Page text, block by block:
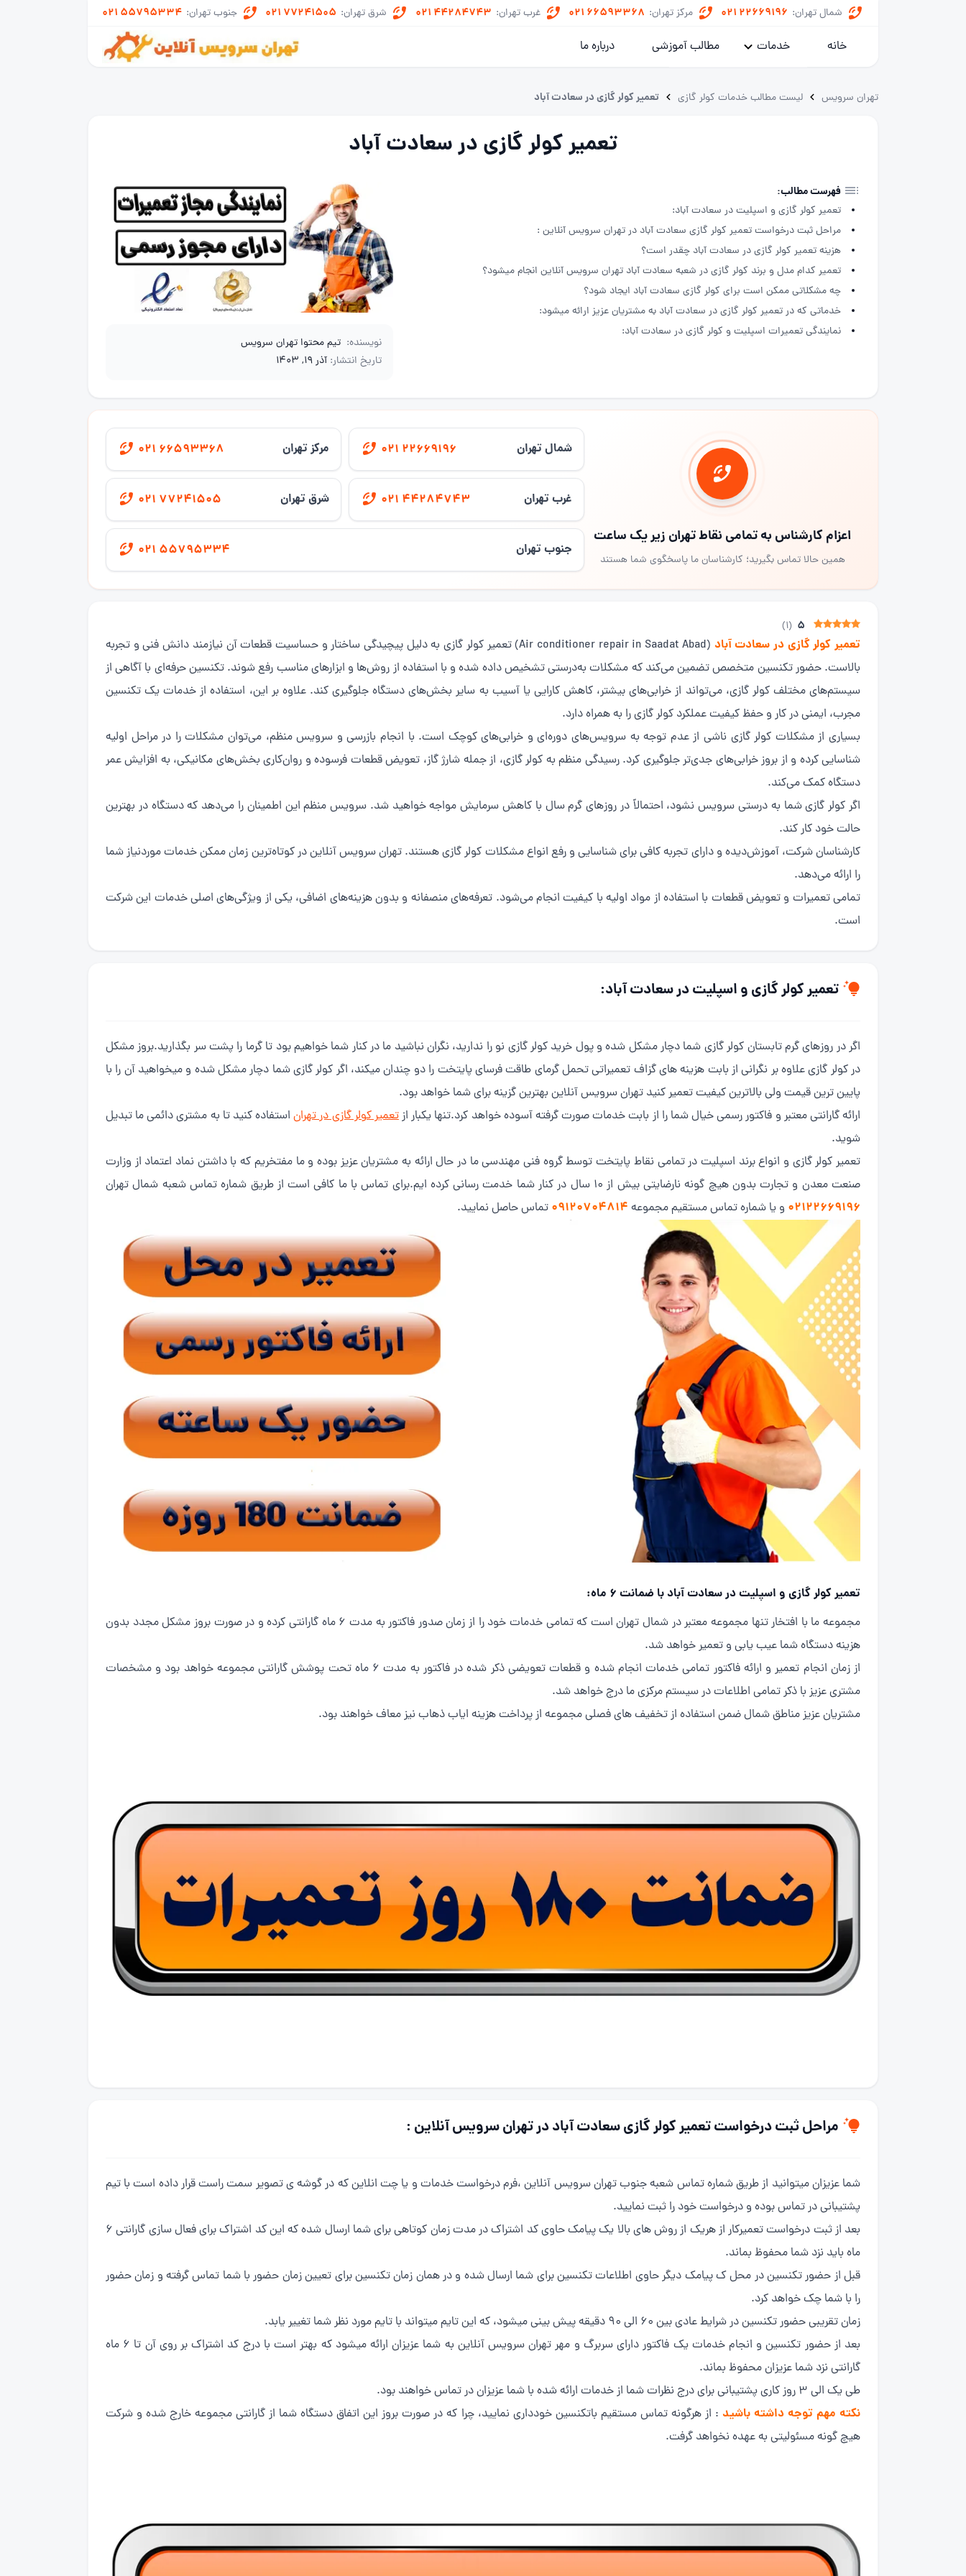
شمال تهران: 021 22669196 مرکز تهران: 021 66593368 غرب تهران: 021 44284743 شرق تهران: 021 77241505 جنوب تهران: 021 55795334
خانه خدمات
ماشین لباسشویی
خدمات داکت اسپلیت
مطالب آموزشی درباره ما
تهران سرویس لیست مطالب خدمات کولر گازی تعمیر کولر گازی در سعادت آباد
تعمیر کولر گازی در سعادت آباد
نویسنده: تیم محتوا تهران سرویس
تاریخ انتشار: آذر 19, 1403
فهرست مطالب:
تعمیر کولر گازی و اسپلیت در سعادت آباد:
مراحل ثبت درخواست تعمیر کولر گازی سعادت آباد در تهران سرویس آنلاین :
هزینه تعمیر کولر گازی در سعادت آباد چقدر است؟
تعمیر کدام مدل و برند کولر گازی در شعبه سعادت آباد تهران سرویس آنلاین انجام میشود؟
چه مشکلاتی ممکن است برای کولر گازی سعادت آباد ایجاد شود؟
خدماتی که در تعمیر کولر گازی در سعادت آباد به مشتریان عزیز ارائه میشود:
نمایندگی تعمیرات اسپلیت و کولر گازی در سعادت آباد:
اعزام کارشناس به تمامی نقاط تهران زیر یک ساعت
همین حالا تماس بگیرید؛ کارشناسان ما پاسخگوی شما هستند
شمال تهران 021 22669196 مرکز تهران 021 66593368
غرب تهران 021 44284743 شرق تهران 021 77241505
جنوب تهران 021 55795334
5
(
1
)
تعمیر کولر گازی در سعادت آباد
(Air conditioner repair in Saadat Abad) تعمیر کولر گازی به دلیل پیچیدگی ساختار و حساسیت قطعات آن نیازمند دانش فنی و تجربه
بالاست. حضور تکنسین متخصص تضمین می‌کند که مشکلات به‌درستی تشخیص داده شده و با استفاده از روش‌ها و ابزارهای مناسب رفع شوند. تکنسین حرفه‌ای با آگاهی از
سیستم‌های مختلف کولر گازی، می‌تواند از خرابی‌های بیشتر، کاهش کارایی یا آسیب به سایر بخش‌های دستگاه جلوگیری کند. علاوه بر این، استفاده از خدمات یک تکنسین
مجرب، ایمنی در کار و حفظ کیفیت عملکرد کولر گازی را به همراه دارد.
بسیاری از مشکلات کولر گازی ناشی از عدم توجه به سرویس‌های دوره‌ای و خرابی‌های کوچک است. با انجام بازرسی و سرویس منظم، می‌توان مشکلات را در مراحل اولیه
شناسایی کرده و از بروز خرابی‌های جدی‌تر جلوگیری کرد. رسیدگی منظم به کولر گازی، از جمله شارژ گاز، تعویض قطعات فرسوده و روان‌کاری بخش‌های مکانیکی، به افزایش عمر
دستگاه کمک می‌کند.
اگر کولر گازی شما به درستی سرویس نشود، احتمالاً در روزهای گرم سال با کاهش سرمایش مواجه خواهید شد. سرویس منظم این اطمینان را می‌دهد که دستگاه در بهترین
حالت خود کار کند.
کارشناسان شرکت، آموزش‌دیده و دارای تجربه کافی برای شناسایی و رفع انواع مشکلات کولر گازی هستند. تهران سرویس آنلاین در کوتاه‌ترین زمان ممکن خدمات موردنیاز شما
را ارائه می‌دهد.
تمامی تعمیرات و تعویض قطعات با استفاده از مواد اولیه با کیفیت انجام می‌شود. تعرفه‌های منصفانه و بدون هزینه‌های اضافی، یکی از ویژگی‌های اصلی خدمات این شرکت
است.
تعمیر کولر گازی و اسپلیت در سعادت آباد:
اگر در روزهای گرم تابستان کولر گازی شما دچار مشکل شده و پول خرید کولر گازی نو را ندارید، نگران نباشید ما در کنار شما خواهیم بود تا گرما را پشت سر بگذارید.بروز مشکل
در کولر گازی علاوه بر نگرانی از بابت هزینه های گزاف تعمیراتی تحمل گرمای طاقت فرسای پایتخت را دو چندان میکند، اگر کولر گازی شما دچار مشکل شده و میخواهید آن را با
پایین ترین قیمت ولی بالاترین کیفیت تعمیر کنید تهران سرویس آنلاین بهترین گزینه برای شما خواهد بود.
ارائه گارانتی معتبر و فاکتور رسمی خیال شما را از بابت خدمات صورت گرفته آسوده خواهد کرد.تنها یکبار ازتعمیر کولر گازی در تهراناستفاده کنید تا به مشتری دائمی ما تبدیل
شوید.
تعمیر کولر گازی و انواع برند اسپلیت در تمامی نقاط پایتخت توسط گروه فنی مهندسی ما در حال ارائه به مشتریان عزیز بوده و ما مفتخریم که با داشتن نماد اعتماد از وزارت
صنعت معدن و تجارت بدون هیچ گونه نارضایتی بیش از 10 سال در کنار شما خدمت رسانی کرده ایم.برای تماس با ما کافی است از طریق شماره تماس شعبه شمال تهران
02122669196 و یا شماره تماس مستقیم مجموعه 09120704814 تماس حاصل نمایید.
تعمیر کولر گازی و اسپلیت در سعادت آباد با ضمانت 6 ماه:
مجموعه ما با افتخار تنها مجموعه معتبر در شمال تهران است که تمامی خدمات خود را از زمان صدور فاکتور به مدت 6 ماه گارانتی کرده و در صورت بروز مشکل مجدد بدون
هزینه دستگاه شما عیب یابی و تعمیر خواهد شد.
از زمان انجام تعمیر و ارائه فاکتور تمامی خدمات انجام شده و قطعات تعویضی ذکر شده در فاکتور به مدت 6 ماه تحت پوشش گارانتی مجموعه خواهد بود و مشخصات
مشتری عزیز با ذکر تمامی اطلاعات در سیستم مرکزی ما درج خواهد شد.
مشتریان عزیز مناطق شمال ضمن استفاده از تخفیف های فصلی مجموعه از پرداخت هزینه ایاب ذهاب نیز معاف خواهند بود.
مراحل ثبت درخواست تعمیر کولر گازی سعادت آباد در تهران سرویس آنلاین :
شما عزیزان میتوانید از طریق شماره تماس شعبه جنوب تهران سرویس آنلاین ،فرم درخواست خدمات و یا چت انلاین که در گوشه ی تصویر سمت راست قرار داده است با تیم
پشتیبانی در تماس بوده و درخواست خود را ثبت نمایید.
بعد از ثبت درخواست تعمیرکار از هریک از روش های بالا یک پیامک حاوی کد اشتراک در مدت زمان کوتاهی برای شما ارسال شده که این کد اشتراک برای فعال سازی گارانتی ۶
ماه باید نزد شما محفوظ بماند.
قبل از حضور تکنسین در محل ک پیامک دیگر حاوی اطلاعات تکنسین برای شما ارسال شده و در همان زمان تکنسین برای تعیین زمان حضور با شما تماس گرفته و زمان حضور
را با شما چک خواهد کرد.
زمان تقریبی حضور تکنسین در شرایط عادی بین ۶۰ الی ۹۰ دقیقه پیش بینی میشود، که این تایم میتواند با تایم مورد نظر شما تغییر یابد.
بعد از حضور تکنسین و انجام خدمات یک فاکتور دارای سربرگ و مهر تهران سرویس آنلاین به شما عزیزان ارائه میشود که بهتر است با درج کد اشتراک بر روی آن تا ۶ ماه
گارانتی نزد شما عزیزان محفوظ بماند.
طی یک الی ۳ روز کاری پشتیبانی برای درج نظرات شما از خدمات ارائه شده با شما عزیزان در تماس خواهند بود.
نکته مهم توجه داشته باشید : از هرگونه تماس مستقیم باتکنسین خودداری نمایید، چرا که در صورت بروز این اتفاق دستگاه شما از گارانتی مجموعه خارج شده و شرکت
هیچ گونه مسئولیتی به عهده نخواهد گرفت.